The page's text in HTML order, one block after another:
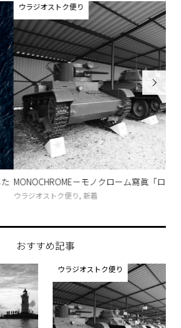
ノクローム寫眞「ロシア戦勝記念日と戦...

おすすめ記事
ウラジオストク便り